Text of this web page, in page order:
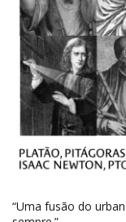
“Uma fusão do